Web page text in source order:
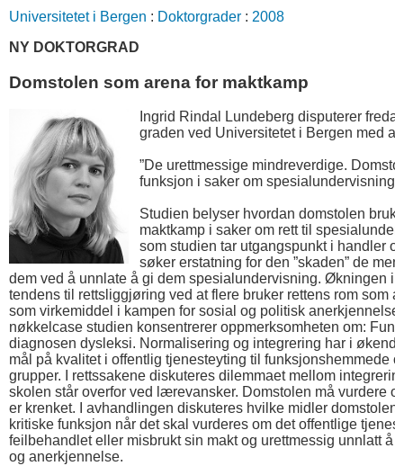
Universitetet i Bergen : Doktorgrader : 2008
NY DOKTORGRAD
Domstolen som arena for maktkamp
Ingrid Rindal Lundeberg disputerer
graden ved Universitetet i Bergen med
”De urettmessige mindreverdige.
funksjon i saker om
Studien belyser hvordan domstolen
maktkamp i saker om rett til
som studien tar utgangspunkt i handler
søker erstatning for den ”skaden” de
dem ved å unnlate å gi dem spesialundervisning. Økningen
tendens til rettsliggjøring ved at flere bruker rettens rom
som virkemiddel i kampen for sosial og politisk
nøkkelcase studien konsentrerer oppmerksomheten om:
diagnosen dysleksi. Normalisering og integrering har i
mål på kvalitet i offentlig tjenesteyting til funksjonshemmede
grupper. I rettssakene diskuteres dilemmaet mellom
skolen står overfor ved lærevansker. Domstolen må vurdere
er krenket. I avhandlingen diskuteres hvilke midler
kritiske funksjon når det skal vurderes om det offentlige
feilbehandlet eller misbrukt sin makt og urettmessig unnlatt
og anerkjennelse.